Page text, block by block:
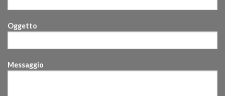
Oggetto
Messaggio